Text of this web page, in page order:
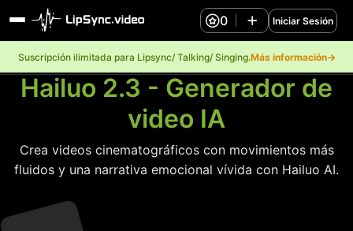
Suscripción ilimitada para Lipsync/ Talking/ Singing.Más información→
0 Iniciar Sesión
Hailuo 2.3 - Generador de
video IA
Crea videos cinematográficos con movimientos más
fluidos y una narrativa emocional vívida con Hailuo AI.